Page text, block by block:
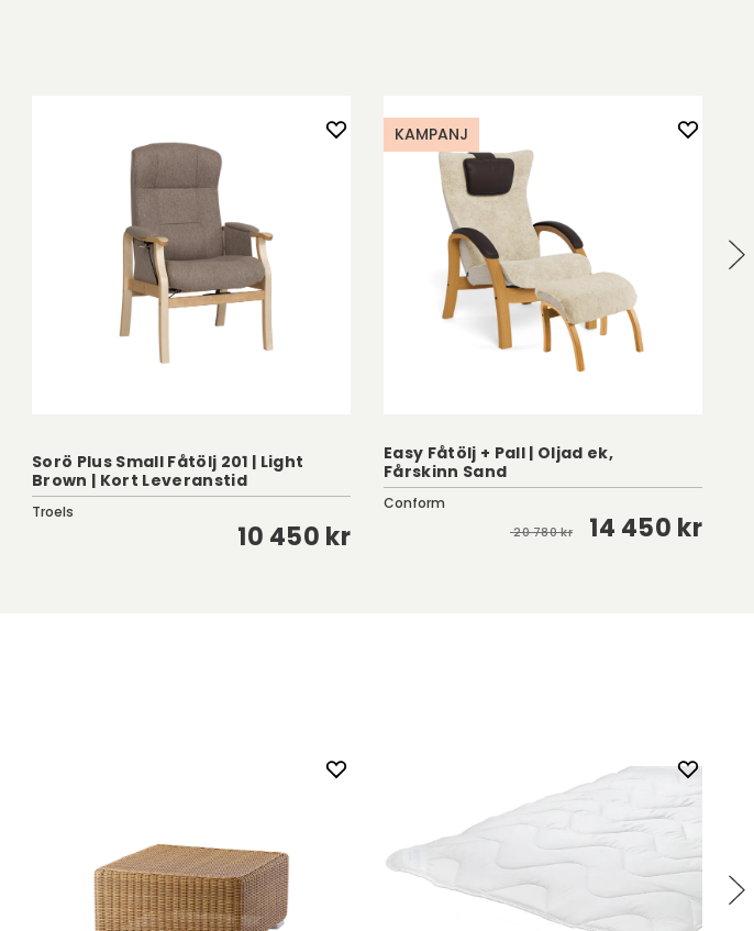
Sorö Plus Small Fåtölj 201 | Light
Brown | Kort Leveranstid
Troels
10 450 kr
KAMPANJ
Easy Fåtölj + Pall | Oljad ek,
Fårskinn Sand
Conform
20 780 kr 14 450 kr